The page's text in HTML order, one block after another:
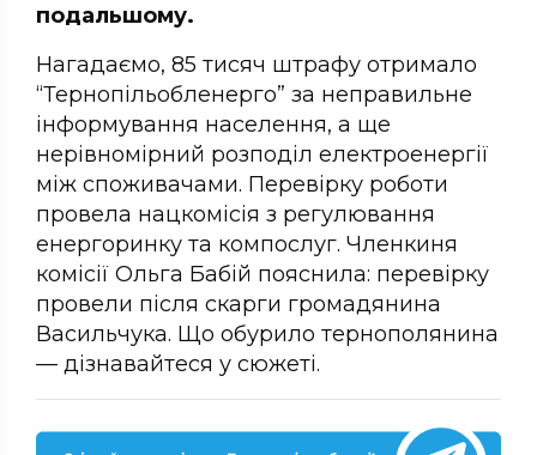
подальшому.
Нагадаємо, 85 тисяч штрафу отримало
“Тернопільобленерго” за неправильне
інформування населення, а ще
нерівномірний розподіл електроенергії
між споживачами. Перевірку роботи
провела нацкомісія з регулювання
енергоринку та компослуг. Членкиня
комісії Ольга Бабій пояснила: перевірку
провели після скарги громадянина
Васильчука. Що обурило тернополянина
— дізнавайтеся у сюжеті.